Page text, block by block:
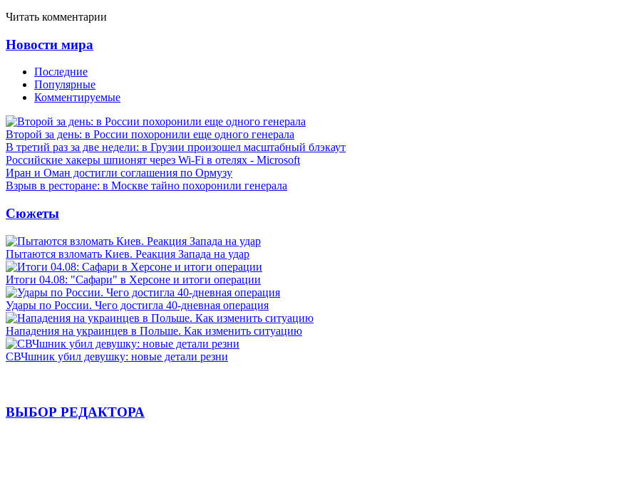
Читать комментарии
Новости мира
Последние
Популярные
Комментируемые
Второй за день: в России похоронили еще одного генерала
В третий раз за две недели: в Грузии произошел масштабный блэкаут
Российские хакеры шпионят через Wi-Fi в отелях - Microsoft
Иран и Оман достигли соглашения по Ормузу
Взрыв в ресторане: в Москве тайно похоронили генерала
Сюжеты
Пытаются взломать Киев. Реакция Запада на удар
Итоги 04.08: "Сафари" в Херсоне и итоги операции
Удары по России. Чего достигла 40-дневная операция
Нападения на украинцев в Польше. Как изменить ситуацию
СВЧшник убил девушку: новые детали резни
ВЫБОР РЕДАКТОРА